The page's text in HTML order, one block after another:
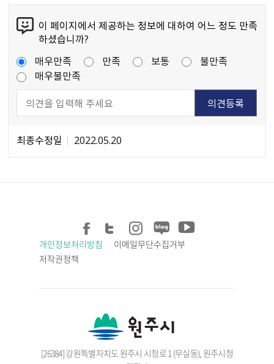
이 페이지에서 제공하는 정보에 대하여 어느 정도 만족
하셨습니까?
매우만족
만족 보통
불만족
매우불만족
최종수정일 2022.05.20
개인정보처리방침
이메일무단수집거부
저작권정책
[26384] 강원특별자치도 원주시 시청로 1 (무실동), 원주시청